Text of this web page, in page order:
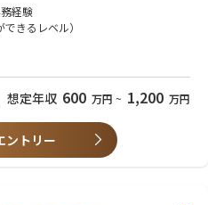
と連携し、週単位の生産・業務計画
全体の計画を立てます。
数を算出などです（人員不足の際は
進捗・実績管理などを実施。
ただきます。
まとめ、人員育成・チームビルディ
経験
きるレベル）
ームリーダの経験3年以上
ールを使用して業務を遂行し、課題
データを用いて業務改善をした経験
想定年収 600 万円 ~ 1,200 万円
ントリー